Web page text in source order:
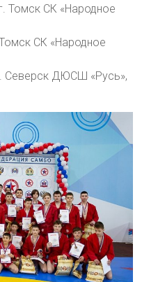
Томск СК «Народное
СК «Народное
Северск ДЮСШ «Русь»,